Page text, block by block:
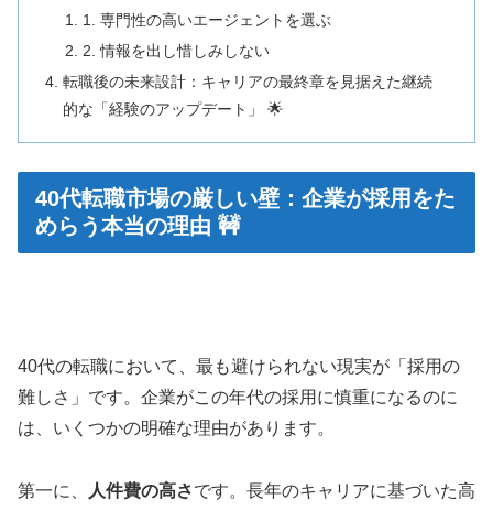
1. 専門性の高いエージェントを選ぶ
2. 情報を出し惜しみしない
転職後の未来設計：キャリアの最終章を見据えた継続
的な「経験のアップデート」 🌟
40代転職市場の厳しい壁：企業が採用をた
めらう本当の理由 🚧
40代の転職において、最も避けられない現実が「採用の
難しさ」です。企業がこの年代の採用に慎重になるのに
は、いくつかの明確な理由があります。
第一に、 人件費の高さです。長年のキャリアに基づいた高